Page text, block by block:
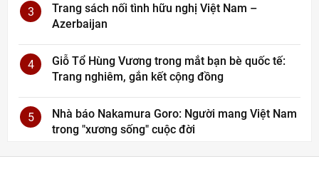
3
Trang sách nối tình hữu nghị Việt Nam –
Azerbaijan
4
Giỗ Tổ Hùng Vương trong mắt bạn bè quốc tế:
Trang nghiêm, gắn kết cộng đồng
5
Nhà báo Nakamura Goro: Người mang Việt Nam
trong "xương sống" cuộc đời